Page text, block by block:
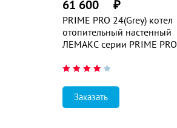
PRIME PRO 24(Grey) котел
отопительный настенный
ЛЕМАКС серии PRIME PRO
61 600 ₽
Заказать